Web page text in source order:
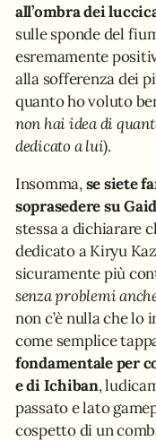
all’ombra dei
sulle sponde del
esremamente
alla sofferenza dei
quanto ho voluto
non hai idea di
dedicato a lui).
Insomma,se siete
soprasedere su
stessa a dichiarare
dedicato a Kiryu
sicuramente più
senza problemi
non c’è nulla che
come semplice
fondamentale per
e di Ichiban,
passato e lato
cospetto di un